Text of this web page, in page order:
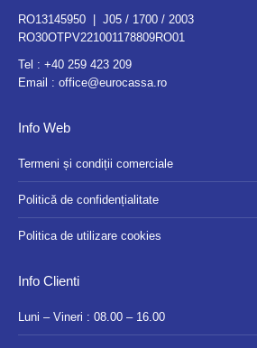
RO13145950 | J05 / 1700 / 2003
RO30OTPV221001178809RO01
Tel : +40 259 423 209
Email : office@eurocassa.ro
Info Web
Termeni și condiții comerciale
Politică de confidențialitate
Politica de utilizare cookies
Info Clienti
Luni – Vineri : 08.00 – 16.00